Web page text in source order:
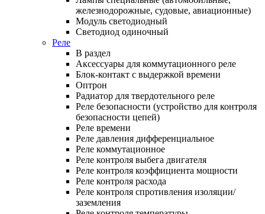
железнодорожные, судовые, авиационные)
Модуль светодиодный
Светодиод одиночный
Реле
В раздел
Аксессуары для коммутационного реле
Блок-контакт с выдержкой времени
Оптрон
Радиатор для твердотельного реле
Реле безопасности (устройство для контроля
безопасности цепей)
Реле времени
Реле давления дифференциальное
Реле коммутационное
Реле контроля выбега двигателя
Реле контроля коэффициента мощности
Реле контроля расхода
Реле контроля спротивления изоляции/
заземления